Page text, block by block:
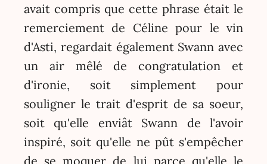
avait compris que cette phrase était le
remerciement de Céline pour le vin
d'Asti, regardait également Swann avec
un air mêlé de congratulation et
d'ironie, soit simplement pour
souligner le trait d'esprit de sa soeur,
soit qu'elle enviât Swann de l'avoir
inspiré, soit qu'elle ne pût s'empêcher
de se moquer de lui parce qu'elle le